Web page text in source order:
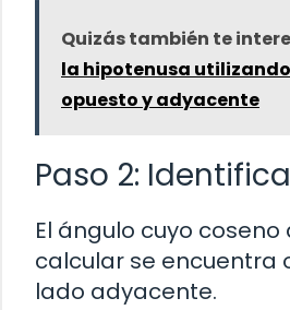
Quizás también te
la hipotenusa
opuesto y adyacente
Paso 2:
El ángulo cuyo
calcular se encuentra
lado adyacente.